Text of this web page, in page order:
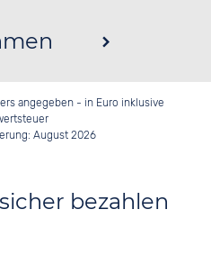
angegeben - in Euro inklusive
August 2026
bezahlen